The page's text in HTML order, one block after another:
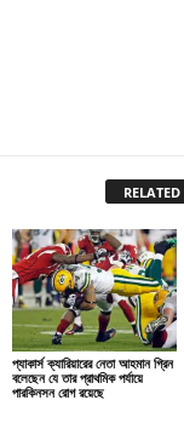
প্যাকার্স ক্যারিয়ারের নেতা আহমান গ্রিন
বলেছেন যে তার প্রাথমিক পর্যায়ে
পারকিনসন রোগ রয়েছে